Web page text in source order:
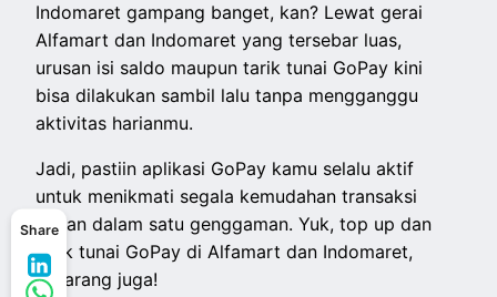
Share
Indomaret gampang banget, kan? Lewat gerai
Alfamart dan Indomaret yang tersebar luas,
urusan isi saldo maupun tarik tunai GoPay kini
bisa dilakukan sambil lalu tanpa mengganggu
aktivitas harianmu.
Jadi, pastiin aplikasi GoPay kamu selalu aktif
untuk menikmati segala kemudahan transaksi
harian dalam satu genggaman. Yuk, top up dan
tarik tunai GoPay di Alfamart dan Indomaret,
sekarang juga!